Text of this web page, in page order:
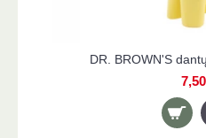
DR. BROWN'S